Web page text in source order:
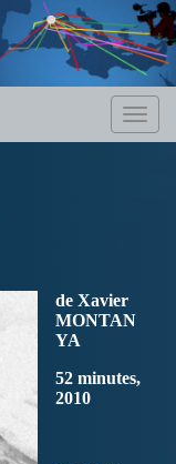
de Xavier
MONTAN
YA
52 minutes,
2010